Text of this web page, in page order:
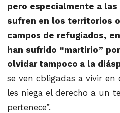
pero especialmente a
sufren en los territorios
campos de refugiados,
han sufrido “martirio”
olvidar tampoco a la
se ven obligadas a vivir en
les niega el derecho a un
pertenece”.